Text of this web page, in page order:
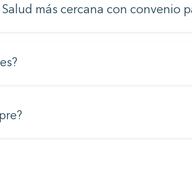
más cercana con convenio